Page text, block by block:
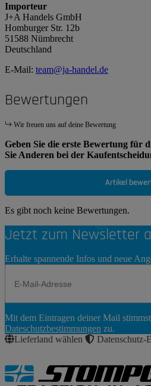
Importeur
J+A Handels GmbH
Homburger Str. 12b
51588 Nümbrecht
Deutschland
E-Mail: team@ja-handel.de
Bewertungen
Wir freuen uns auf deine Bewertung
Geben Sie die erste Bewertung für
Sie Anderen bei der
Artikel
Es gibt noch keine Bewertungen.
Jetzt zum Newsletter
Erhalte spannende Infos und neue
Abonnieren
Mit dem Eintragen deiner Mail
Dateschutzbestimmungen zu.
Lieferland wählen
Datenschutz-